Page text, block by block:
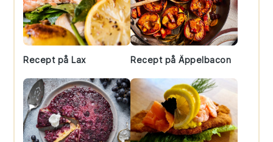
Recept på Lax Recept på Äppelbacon